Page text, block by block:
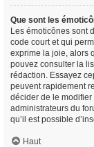
Que sont les
Les émoticônes sont
code court et qui
exprime la joie, alors
pouvez consulter la
rédaction. Essayez
peuvent rapidement
décider de le
administrateurs du
qu’il est possible
Haut